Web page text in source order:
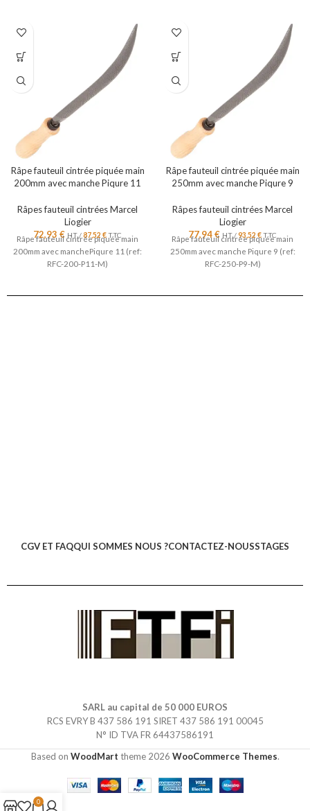
Râpe fauteuil cintrée piquée main
200mm avec manche Piqure 11
Râpes fauteuil cintrées Marcel
Liogier
72,93 € HT /87,52 €TTC
Râpe fauteuil cintrée piquée main
200mm avec manchePiqure 11 (ref:
RFC-200-P11-M)
Râpe fauteuil cintrée piquée main
250mm avec manche Piqure 9
Râpes fauteuil cintrées Marcel
Liogier
77,94€ HT /93,52 €TTC
Râpe fauteuil cintrée piquée main
250mm avec manche Piqure 9 (ref:
RFC-250-P9-M)
CGV ET FAQQUI SOMMES NOUS ?CONTACTEZ-NOUSSTAGES
SARL au capital de 50 000 EUROS
RCS EVRY B 437 586 191 SIRET 437 586 191 00045
N° ID TVA FR 64437586191
Based on WoodMart theme2026 WooCommerce Themes.
0